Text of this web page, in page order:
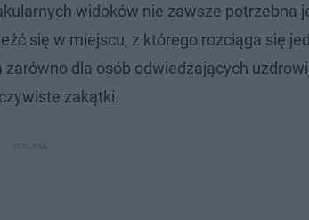
widoków nie zawsze potrzebna
się w miejscu, z którego rozciąga się
dla osób odwiedzających
zakątki.